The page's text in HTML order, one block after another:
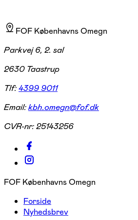
FOF Københavns Omegn
Parkvej 6, 2. sal
2630 Taastrup
Tlf:4399 9011
Email:kbh.omegn@fof.dk
CVR-nr:25143256
FOF Københavns Omegn
Forside
Nyhedsbrev